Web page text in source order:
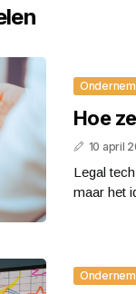
Hoe
10 april
Legal
maar het